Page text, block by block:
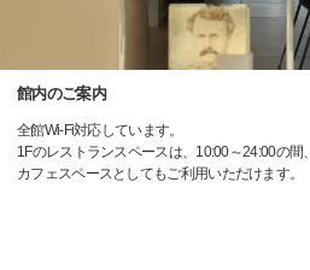
館内のご案内
全館Wi-Fi対応しています。
1Fのレストランスペースは、10:00～24:00の間、
カフェスペースとしてもご利用いただけます。